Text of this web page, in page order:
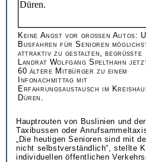
Keine Angst vor großen Autos:
Busfahren für Senioren
attraktiv zu gestalten, begrüßte
Landrat Wolfgang Spelthahn
60 ältere Mitbürger zu einem
Infonachmittag mit
Erfahrungsaustausch im
Düren.
Hauptrouten von Buslinien und
Taxibussen oder
„Die heutigen Senioren sind mit
nicht selbstverständlich“, stellte
individuellen öffentlichen